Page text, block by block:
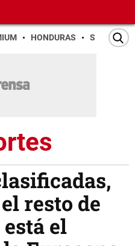
HONDURAS SAN PEDRO
resto de
el